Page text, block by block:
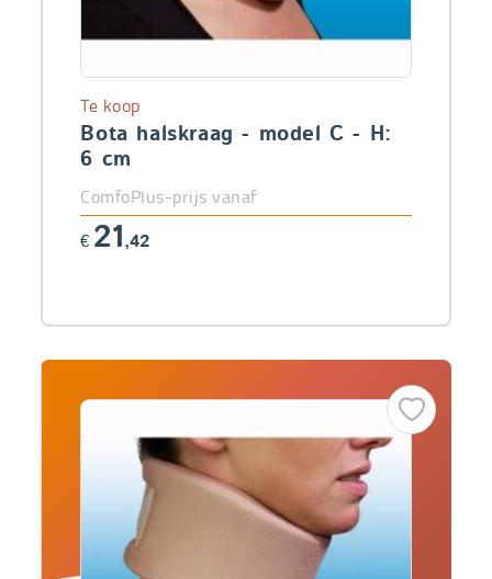
Bota halskraag - model C - H:
6 cm
Te koop
ComfoPlus-prijs vanaf
€ 21,42